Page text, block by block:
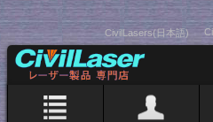
CivilLasers(日本語)